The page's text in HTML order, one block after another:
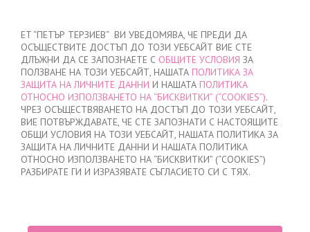
ET “ПЕТЪР ТЕРЗИЕВ“ ВИ УВЕДОМЯВА, ЧЕ ПРЕДИ ДА
ОСЪЩЕСТВИТЕ ДОСТЪП ДО ТОЗИ УЕБСАЙТ ВИЕ СТЕ
ДЛЪЖНИ ДА СЕ ЗАПОЗНАЕТЕ С ОБЩИТЕ УСЛОВИЯ ЗА
ПОЛЗВАНЕ НА ТОЗИ УЕБСАЙТ, НАШАТА ПОЛИТИКА ЗА
ЗАЩИТА НА ЛИЧНИТЕ ДАННИ И НАШАТА ПОЛИТИКА
ОТНОСНО ИЗПОЛЗВАНЕТО НА “БИСКВИТКИ” (“COOKIES”).
ЧРЕЗ ОСЪЩЕСТВЯВАНЕТО НА ДОСТЪП ДО ТОЗИ УЕБСАЙТ,
ВИЕ ПОТВЪРЖДАВАТЕ, ЧЕ СТЕ ЗАПОЗНАТИ С НАСТОЯЩИТЕ
ОБЩИ УСЛОВИЯ НА ТОЗИ УЕБСАЙТ, НАШАТА ПОЛИТИКА ЗА
ЗАЩИТА НА ЛИЧНИТЕ ДАННИ И НАШАТА ПОЛИТИКА
ОТНОСНО ИЗПОЛЗВАНЕТО НА “БИСКВИТКИ” (“COOKIES”)
РАЗБИРАТЕ ГИ И ИЗРАЗЯВАТЕ СЪГЛАСИЕТО СИ С ТЯХ.
МОЯТА ПОРЪЧКА
няма добавени продукти
НАЧАЛО / ДАМСКО / БЕЛЬО / БИКИНИ / ЛАЗЕРНО ИЗРЯЗАНИ БИКИНИ
БРАЗИЛИАНА / БИКИНИ БРАЗИЛИАНА ЛАЗЕРНО РЯЗАНИ, 1716, КАФЕ